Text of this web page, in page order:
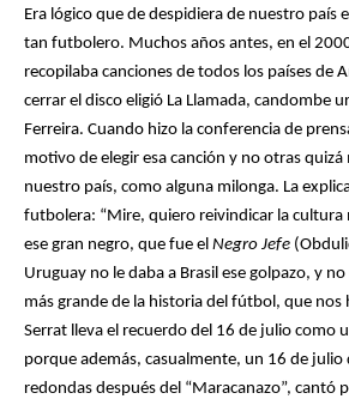
Era lógico que de despidiera de nuestro país
tan futbolero. Muchos años antes, en el
recopilaba canciones de todos los países de
cerrar el disco eligió La Llamada, candombe
Ferreira. Cuando hizo la conferencia de
motivo de elegir esa canción y no otras quizá
nuestro país, como alguna milonga. La
futbolera: “Mire, quiero reivindicar la cultura
ese gran negro, que fue el Negro Jefe
Uruguay no le daba a Brasil ese golpazo, y
más grande de la historia del fútbol, que nos
Serrat lleva el recuerdo del 16 de julio como
porque además, casualmente, un 16 de julio
redondas después del “Maracanazo”, cantó